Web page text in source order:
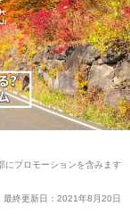
にプロモーションを含みます
終更新日：2021年8月20日